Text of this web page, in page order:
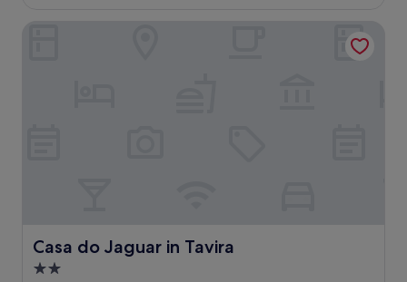
Casa do Jaguar in Tavira
Casa do Jaguar in Tavira
2.0-